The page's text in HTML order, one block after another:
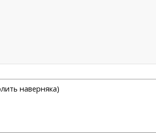
наверняка)